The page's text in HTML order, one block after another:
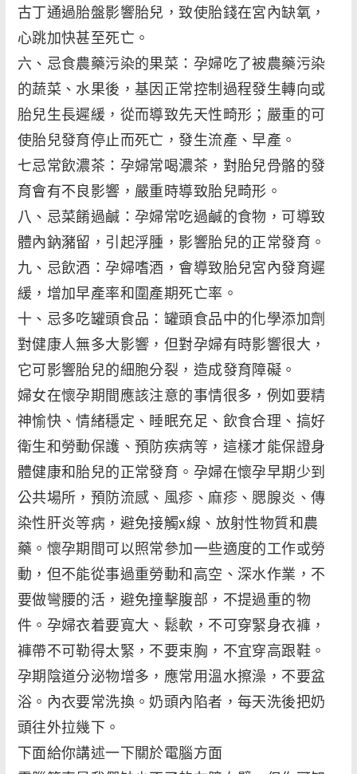
古丁通過胎盤影響胎兒，致使胎錢在宮內缺氧，
心跳加快甚至死亡。
六、忌食農藥污染的果菜：孕婦吃了被農藥污染
的蔬菜、水果後，基因正常控制過程發生轉向或
胎兒生長遲緩，從而導致先天性畸形；嚴重的可
使胎兒發育停止而死亡，發生流產、早產。
七忌常飲濃茶：孕婦常喝濃茶，對胎兒骨骼的發
育會有不良影響，嚴重時導致胎兒畸形。
八、忌菜餚過鹹：孕婦常吃過鹹的食物，可導致
體內鈉瀦留，引起浮腫，影響胎兒的正常發育。
九、忌飲酒：孕婦嗜酒，會導致胎兒宮內發育遲
緩，增加早產率和圍產期死亡率。
十、忌多吃罐頭食品：罐頭食品中的化學添加劑
對健康人無多大影響，但對孕婦有時影響很大，
它可影響胎兒的細胞分裂，造成發育障礙。
婦女在懷孕期間應該注意的事情很多，例如要精
神愉快、情緒穩定、睡眠充足、飲食合理、搞好
衛生和勞動保護、預防疾病等，這樣才能保證身
體健康和胎兒的正常發育。孕婦在懷孕早期少到
公共場所，預防流感、風疹、麻疹、腮腺炎、傳
染性肝炎等病，避免接觸x線、放射性物質和農
藥。懷孕期間可以照常參加一些適度的工作或勞
動，但不能從事過重勞動和高空、深水作業，不
要做彎腰的活，避免撞擊腹部，不提過重的物
件。孕婦衣着要寬大、鬆軟，不可穿緊身衣褲，
褲帶不可勒得太緊，不要束胸，不宜穿高跟鞋。
孕期陰道分泌物增多，應常用溫水擦澡，不要盆
浴。內衣要常洗換。奶頭內陷者，每天洗後把奶
頭往外拉幾下。
下面給你講述一下關於電腦方面